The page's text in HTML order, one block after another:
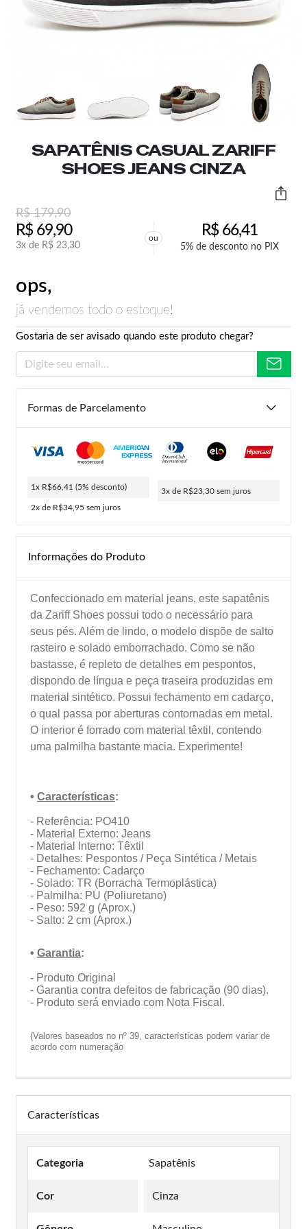
SAPATÊNIS CASUAL ZARIFF
SHOES JEANS CINZA
R$179,90
R$69,90
3x de R$ 23,30
ou R$66,41
5% de desconto no PIX
ops,
já vendemos todo o estoque!
Gostaria de ser avisado quando este produto chegar?
Formas de Parcelamento
1x R$66,41 (5% desconto)
2x de R$34,95 sem juros
3x de R$23,30 sem juros
Informações do Produto
Confeccionado em material jeans, este sapatênis
da Zariff Shoes possui todo o necessário para
seus pés. Além de lindo, o modelo dispõe de salto
rasteiro e solado emborrachado. Como se não
bastasse, é repleto de detalhes em pespontos,
dispondo de língua e peça traseira produzidas em
material sintético. Possui fechamento em cadarço,
o qual passa por aberturas contornadas em metal.
O interior é forrado com material têxtil, contendo
uma palmilha bastante macia. Experimente!
• Características:
- Referência: PO410
- Material Externo: Jeans
- Material Interno: Têxtil
- Detalhes: Pespontos / Peça Sintética / Metais
- Fechamento: Cadarço
- Solado: TR (Borracha Termoplástica)
- Palmilha: PU (Poliuretano)
- Peso: 592 g (Aprox.)
- Salto: 2 cm (Aprox.)
• Garantia:
- Produto Original
- Garantia contra defeitos de fabricação (90 dias).
- Produto será enviado com Nota Fiscal.
(Valores baseados no nº 39, características podem variar de
acordo com numeração
Características
Categoria Sapatênis
Cor Cinza